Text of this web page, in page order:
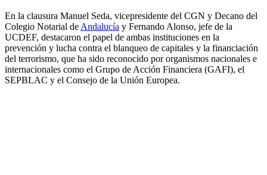
En la clausura Manuel Seda, vicepresidente del CGN y Decano del
Colegio Notarial de Andalucía y Fernando Alonso, jefe de la
UCDEF, destacaron el papel de ambas instituciones en la
prevención y lucha contra el blanqueo de capitales y la financiación
del terrorismo, que ha sido reconocido por organismos nacionales e
internacionales como el Grupo de Acción Financiera (GAFI), el
SEPBLAC y el Consejo de la Unión Europea.